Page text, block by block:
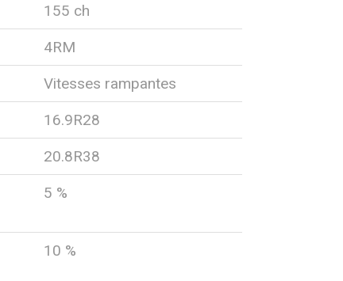
155 ch
4RM
Vitesses rampantes
16.9R28
20.8R38
5 %
10 %